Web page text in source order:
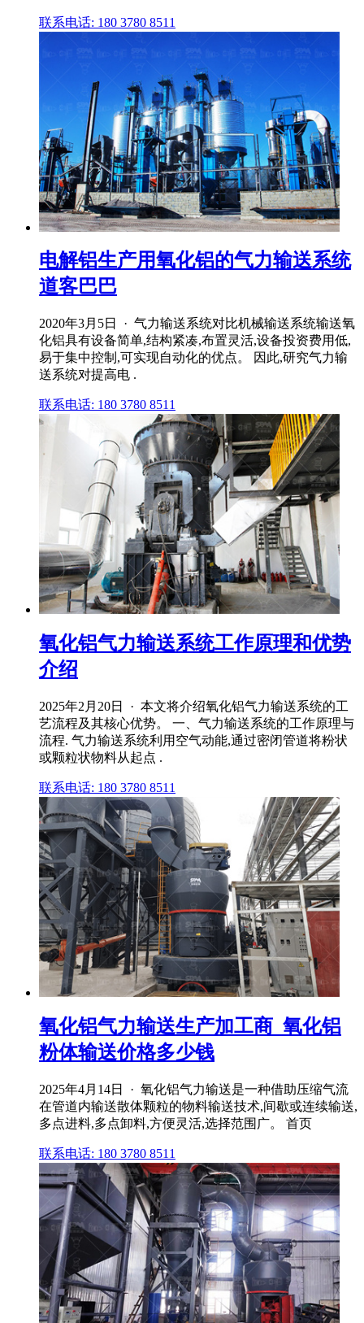
联系电话: 180 3780 8511
电解铝生产用氧化铝的气力输送系统
道客巴巴
2020年3月5日 · 气力输送系统对比机械输送系统输送氧
化铝具有设备简单,结构紧凑,布置灵活,设备投资费用低,
易于集中控制,可实现自动化的优点。 因此,研究气力输
送系统对提高电 .
联系电话: 180 3780 8511
氧化铝气力输送系统工作原理和优势
介绍
2025年2月20日 · 本文将介绍氧化铝气力输送系统的工
艺流程及其核心优势。 一、气力输送系统的工作原理与
流程. 气力输送系统利用空气动能,通过密闭管道将粉状
或颗粒状物料从起点 .
联系电话: 180 3780 8511
氧化铝气力输送生产加工商_氧化铝
粉体输送价格多少钱
2025年4月14日 · 氧化铝气力输送是一种借助压缩气流
在管道内输送散体颗粒的物料输送技术,间歇或连续输送,
多点进料,多点卸料,方便灵活,选择范围广。 首页
联系电话: 180 3780 8511